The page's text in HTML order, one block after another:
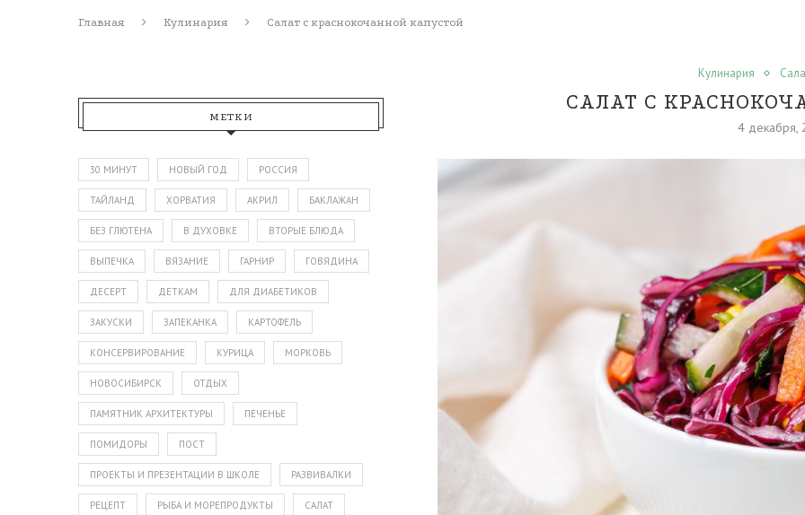
Главная Кулинария Салат с краснокочанной капустой
Кулинария
САЛАТ С
4 декабря,
МЕТКИ
30 МИНУТ НОВЫЙ ГОД РОССИЯ
ТАЙЛАНД ХОРВАТИЯ АКРИЛ БАКЛАЖАН
БЕЗ ГЛЮТЕНА В ДУХОВКЕ ВТОРЫЕ БЛЮДА
ВЫПЕЧКА ВЯЗАНИЕ ГАРНИР ГОВЯДИНА
ДЕСЕРТ ДЕТКАМ ДЛЯ ДИАБЕТИКОВ
ЗАКУСКИ ЗАПЕКАНКА КАРТОФЕЛЬ
КОНСЕРВИРОВАНИЕ КУРИЦА МОРКОВЬ
НОВОСИБИРСК ОТДЫХ
ПАМЯТНИК АРХИТЕКТУРЫ ПЕЧЕНЬЕ
ПОМИДОРЫ ПОСТ
ПРОЕКТЫ И ПРЕЗЕНТАЦИИ В ШКОЛЕ РАЗВИВАЛКИ
РЕЦЕПТ РЫБА И МОРЕПРОДУКТЫ САЛАТ